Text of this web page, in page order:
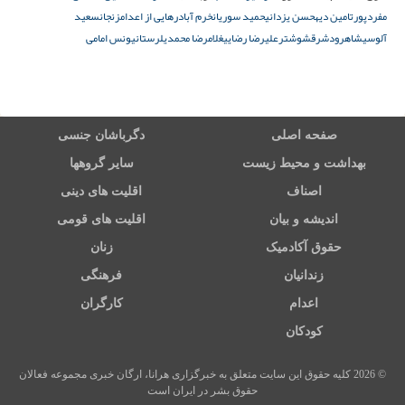
مفردپورتامین دیهحسن یزدانیحمید سوریانخرم آبادرهایی از اعدامزنجانسعید
آلوسیشاهرودشرقشوشترعلیرضا رضاییغلامرضا محمدیلرستانیونس امامی
صفحه اصلی دگرباشان جنسی
بهداشت و محیط زیست سایر گروهها
اصناف اقلیت های دینی
اندیشه و بیان اقلیت های قومی
حقوق آکادمیک زنان
زندانیان فرهنگی
اعدام کارگران
کودکان
© 2026 کلیه حقوق این سایت متعلق به خبرگزاری هرانا، ارگان خبری مجموعه فعالان
حقوق بشر در ایران است